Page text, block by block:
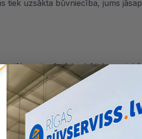
tiek uzsākta būvniecība, jums
piemīt tādas būtiskas
gan šo bloku cenas, un to
ar augstu izturību, nelielu